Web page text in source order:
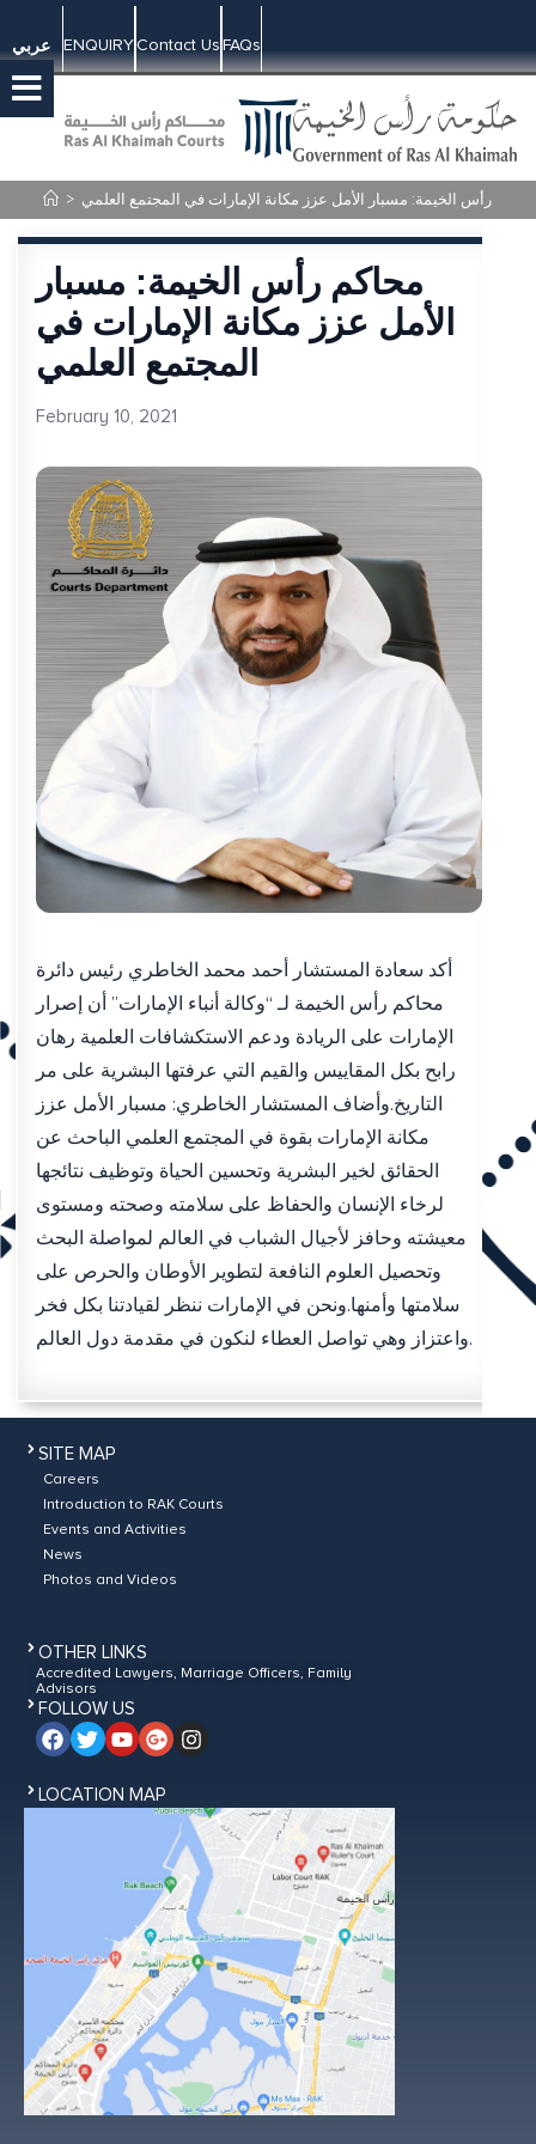
عربي ENQUIRYContact UsFAQs
> محاكم رأس الخيمة: مسبار الأمل عزز مكانة الإمارات في المجتمع العلمي
محاكم رأس الخيمة: مسبار
الأمل عزز مكانة الإمارات في
المجتمع العلمي
February 10, 2021
أكد سعادة المستشار أحمد محمد الخاطري رئيس دائرة
محاكم رأس الخيمة لـ “وكالة أنباء الإمارات” أن إصرار
الإمارات على الريادة ودعم الاستكشافات العلمية رهان
رابح بكل المقاييس والقيم التي عرفتها البشرية على مر
التاريخ.وأضاف المستشار الخاطري: مسبار الأمل عزز
مكانة الإمارات بقوة في المجتمع العلمي الباحث عن
الحقائق لخير البشرية وتحسين الحياة وتوظيف نتائجها
لرخاء الإنسان والحفاظ على سلامته وصحته ومستوى
معيشته وحافز لأجيال الشباب في العالم لمواصلة البحث
وتحصيل العلوم النافعة لتطوير الأوطان والحرص على
سلامتها وأمنها.ونحن في الإمارات ننظر لقيادتنا بكل فخر
واعتزاز وهي تواصل العطاء لنكون في مقدمة دول العالم.
SITE MAP
Careers
Introduction to RAK Courts
Events and Activities
News
Photos and Videos
OTHER LINKS
Accredited Lawyers, Marriage Officers, Family
Advisors
FOLLOW US
LOCATION MAP